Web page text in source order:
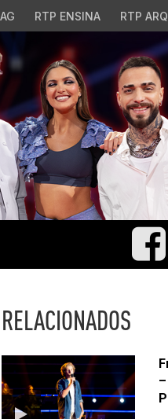
RTP ENSINA RTP
RELACIONADOS